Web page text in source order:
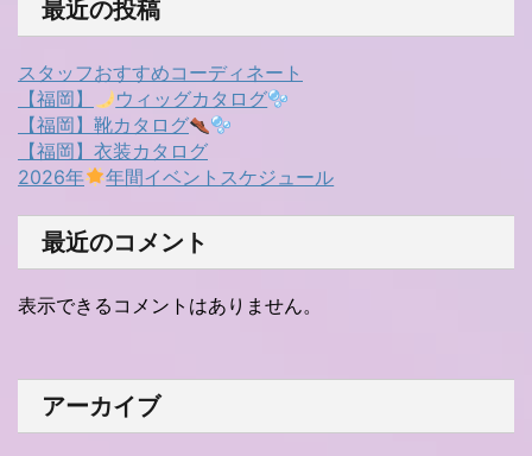
最近の投稿
スタッフおすすめコーディネート
【福岡】
ウィッグカタログ
【福岡】靴カタログ
【福岡】衣装カタログ
2026年
年間イベントスケジュール
最近のコメント
表示できるコメントはありません。
アーカイブ